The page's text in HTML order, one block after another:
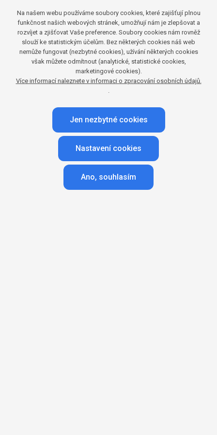
Největší přínos však W. Kowalczyk vidí v možnosti
poskytnout klientům detailní data o chování diváků
a výkonnosti reklamy. „Už to není jen o lineární
televizi, ale i odložené sledovanosti, sledovanosti
mimo domov, OTT službách nebo VoD platformách.
Některé části nám ještě chybí, ale postupně
skládáme celý obraz. Pokud nejde produkt změřit,
nemá hodnotu,“uzavírá W. Kowalczyk.
Jak jste zadavatelům TV reklamy prezentovali
zavedení televizní sledovanosti mimo domov, aby
data akceptovali a začali je využívat?
Na našem webu používáme soubory cookies, které zajišťují plnou
funkčnost našich webových stránek, umožňují nám je zlepšovat a
rozvíjet a zjišťovat Vaše preference. Soubory cookies nám rovněž
slouží ke statistickým účelům. Bez některých cookies náš web
nemůže fungovat (nezbytné cookies), užívání některých cookies
však můžete odmítnout (analytické, statistické cookies,
marketingové cookies).
Více informací naleznete v informaci o zpracování osobních údajů.
.
Jen nezbytné cookies
Nastavení cookies
Ano, souhlasím